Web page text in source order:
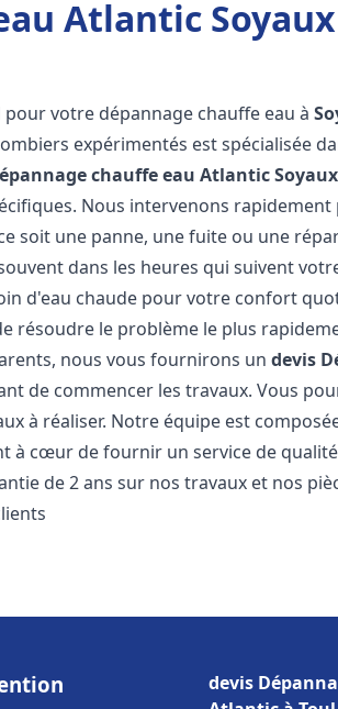
Atlantic
votre dépannage chauffe eau à
expérimentés est spécialisée
chauffe eau AtlanticSoyaux
Nous intervenons
soit une panne, une fuite ou une
dans les heures qui suivent
d'eau chaude pour votre confort
résoudre le problème le plus
nous vous fournirons undevis
de commencer les travaux. Vous
à réaliser. Notre équipe est
à cœur de fournir un service de
de 2 ans sur nos travaux et nos
devis